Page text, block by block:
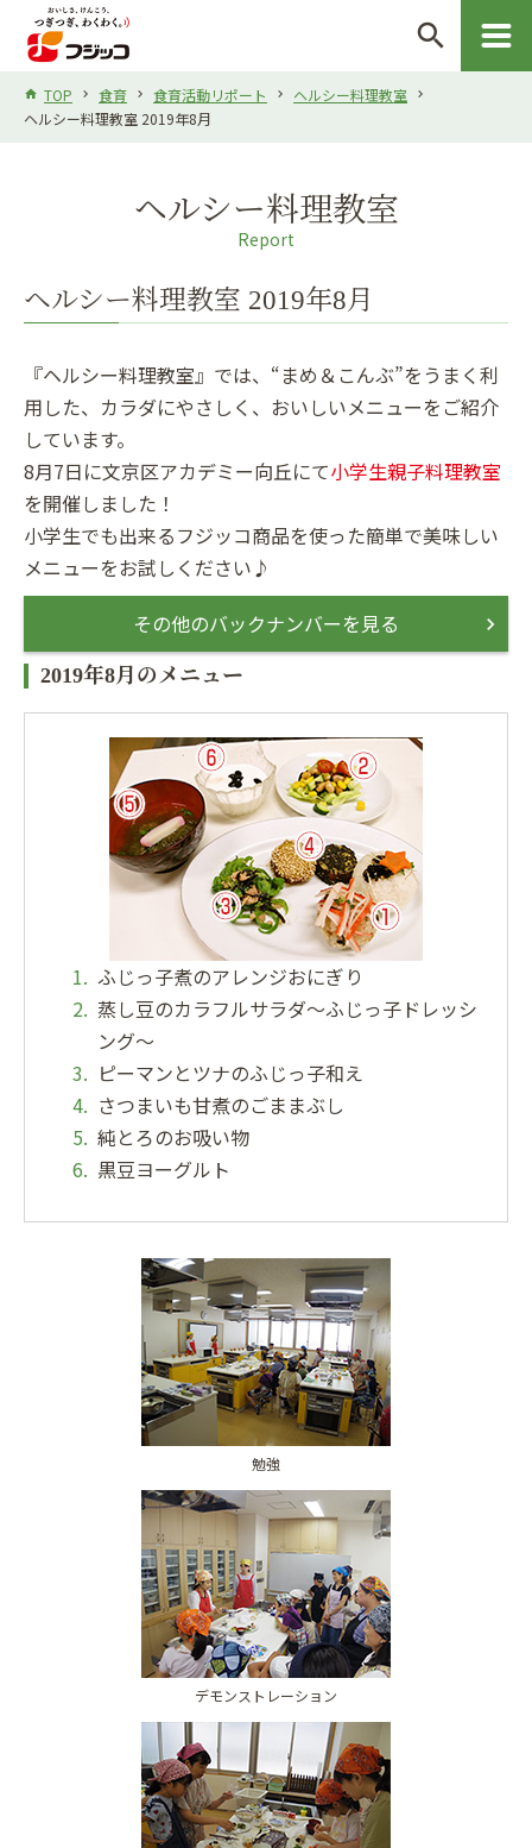
search
TOP 食育 食育活動リポート
ヘルシー料理教室
ヘルシー料理教室 2019年8月
ヘルシー料理教室
Report
ヘルシー料理教室 2019年8月
『ヘルシー料理教室』では、“まめ＆こんぶ”をうまく利
用した、カラダにやさしく、おいしいメニューをご紹介
しています。
8月7日に文京区アカデミー向丘にて小学生親子料理教室
を開催しました！
小学生でも出来るフジッコ商品を使った簡単で美味しい
メニューをお試しください♪
その他のバックナンバーを見る
2019年8月のメニュー
ふじっ子煮のアレンジおにぎり
蒸し豆のカラフルサラダ〜ふじっ子ドレッシ
ング〜
ピーマンとツナのふじっ子和え
さつまいも甘煮のごままぶし
純とろのお吸い物
黒豆ヨーグルト
勉強
デモンストレーション